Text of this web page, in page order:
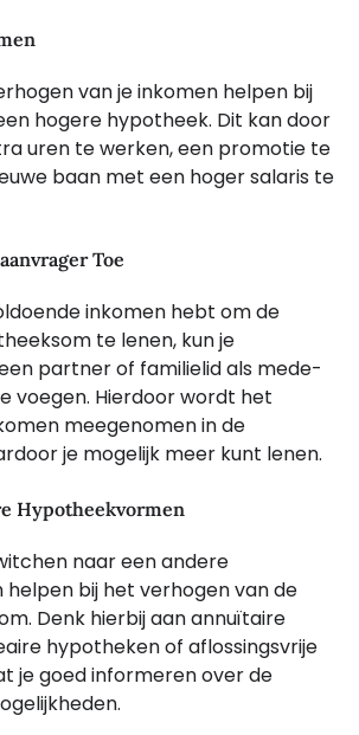
van je inkomen helpen bij
hogere hypotheek. Dit kan door
uren te werken, een promotie te
baan met een hoger salaris te
Toe
inkomen hebt om de
te lenen, kun je
partner of familielid als mede-
voegen. Hierdoor wordt het
meegenomen in de
je mogelijk meer kunt lenen.
Hypotheekvormen
naar een andere
bij het verhogen van de
Denk hierbij aan annuïtaire
hypotheken of aflossingsvrije
je goed informeren over de